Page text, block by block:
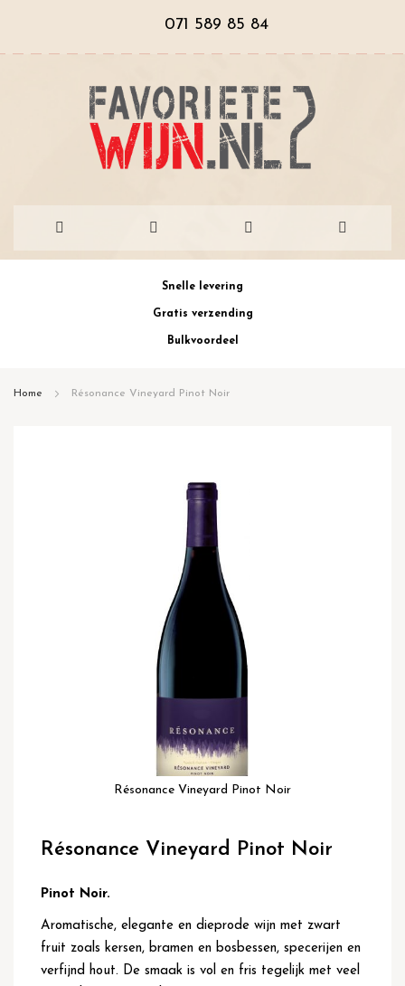
071 589 85 84
Snelle levering
Gratis verzending
Bulkvoordeel
Home Résonance Vineyard Pinot Noir
Résonance Vineyard Pinot Noir
het
van
afbeeldingen-
gallerij
Résonance Vineyard Pinot Noir
Pinot Noir.
Aromatische, elegante en dieprode wijn met zwart
fruit zoals kersen, bramen en bosbessen, specerijen en
verfijnd hout. De smaak is vol en fris tegelijk met veel